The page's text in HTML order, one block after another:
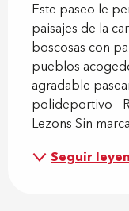
Este paseo le
paisajes de la
boscosas con
pueblos
agradable
polideportivo -
Lezons Sin
Seguir